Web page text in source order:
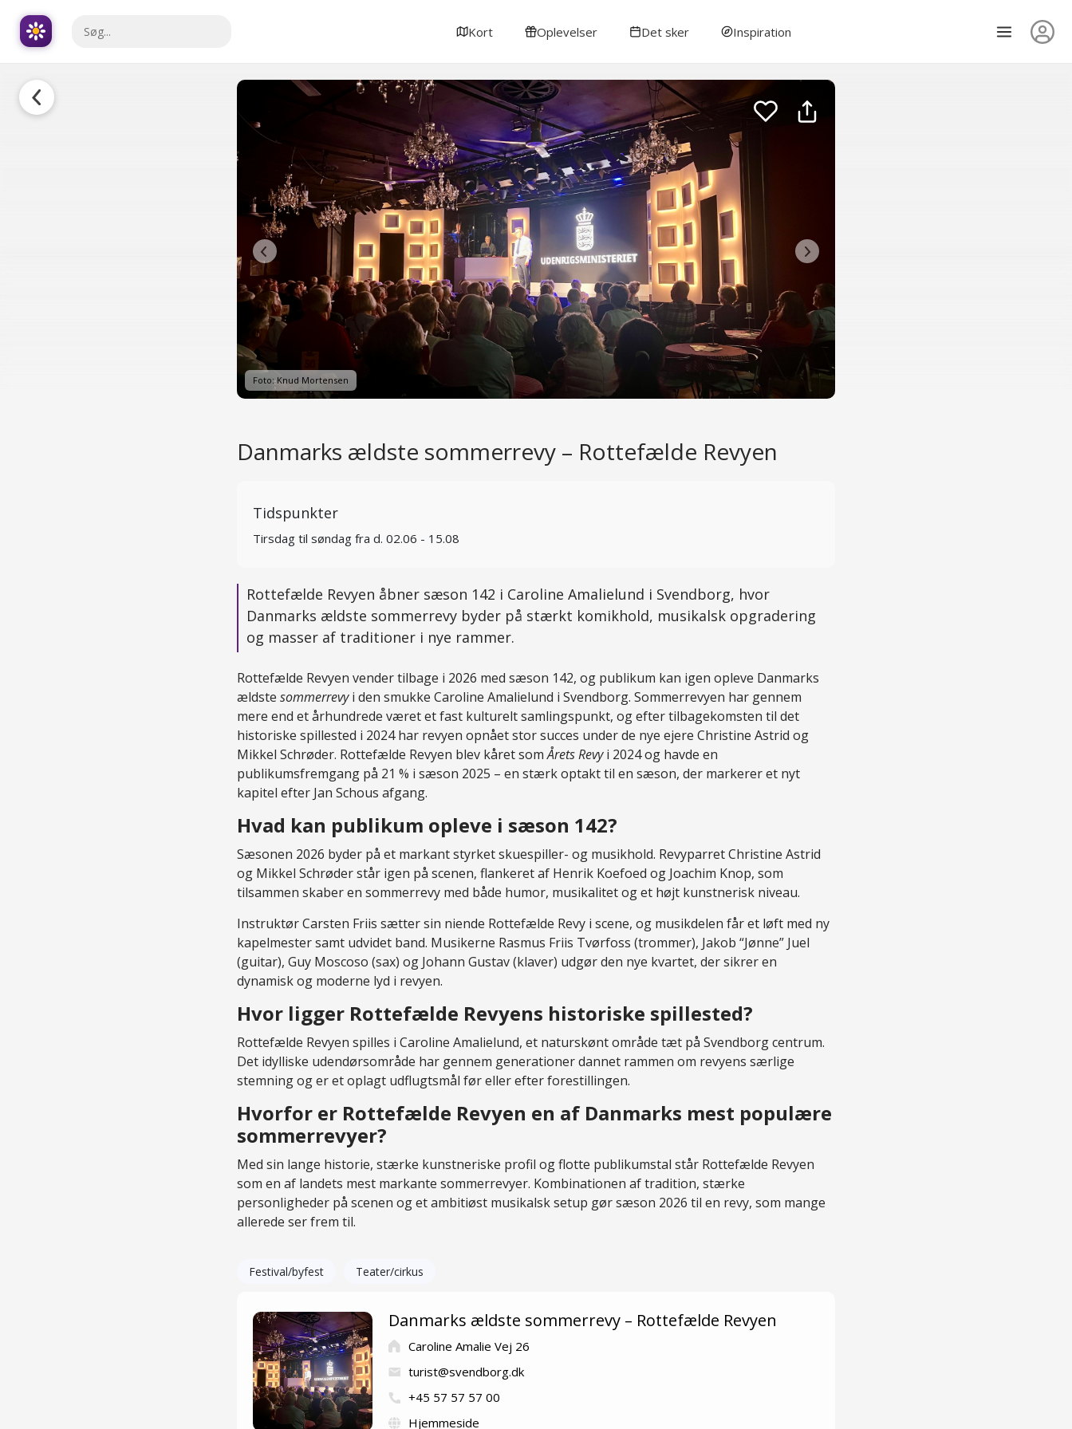
Kort Oplevelser Det sker Inspiration
Foto: Knud Mortensen
Danmarks ældste sommerrevy – Rottefælde Revyen
Tidspunkter
Tirsdag til søndag fra d. 02.06 - 15.08
Rottefælde Revyen åbner sæson 142 i Caroline Amalielund i Svendborg, hvor
Danmarks ældste sommerrevy byder på stærkt komikhold, musikalsk opgradering
og masser af traditioner i nye rammer.
Rottefælde Revyen vender tilbage i 2026 med sæson 142, og publikum kan igen opleve Danmarks
ældste sommerrevyi den smukke Caroline Amalielund i Svendborg. Sommerrevyen har gennem
mere end et århundrede været et fast kulturelt samlingspunkt, og efter tilbagekomsten til det
historiske spillested i 2024 har revyen opnået stor succes under de nye ejere Christine Astrid og
Mikkel Schrøder. Rottefælde Revyen blev kåret somÅrets Revyi 2024 og havde en
publikumsfremgang på 21 % i sæson 2025 – en stærk optakt til en sæson, der markerer et nyt
kapitel efter Jan Schous afgang.
Hvad kan publikum opleve i sæson 142?
Sæsonen 2026 byder på et markant styrket skuespiller- og musikhold. Revyparret Christine Astrid
og Mikkel Schrøder står igen på scenen, flankeret af Henrik Koefoed og Joachim Knop, som
tilsammen skaber en sommerrevy med både humor, musikalitet og et højt kunstnerisk niveau.
Instruktør Carsten Friis sætter sin niende Rottefælde Revy i scene, og musikdelen får et løft med ny
kapelmester samt udvidet band. Musikerne Rasmus Friis Tvørfoss (trommer), Jakob “Jønne” Juel
(guitar), Guy Moscoso (sax) og Johann Gustav (klaver) udgør den nye kvartet, der sikrer en
dynamisk og moderne lyd i revyen.
Hvor ligger Rottefælde Revyens historiske spillested?
Rottefælde Revyen spilles i Caroline Amalielund, et naturskønt område tæt på Svendborg centrum.
Det idylliske udendørsområde har gennem generationer dannet rammen om revyens særlige
stemning og er et oplagt udflugtsmål før eller efter forestillingen.
Hvorfor er Rottefælde Revyen en af Danmarks mest populære
sommerrevyer?
Med sin lange historie, stærke kunstneriske profil og flotte publikumstal står Rottefælde Revyen
som en af landets mest markante sommerrevyer. Kombinationen af tradition, stærke
personligheder på scenen og et ambitiøst musikalsk setup gør sæson 2026 til en revy, som mange
allerede ser frem til.
Festival/byfest Teater/cirkus
Danmarks ældste sommerrevy – Rottefælde Revyen
Caroline Amalie Vej 26
turist@svendborg.dk
+45 57 57 57 00
Hjemmeside